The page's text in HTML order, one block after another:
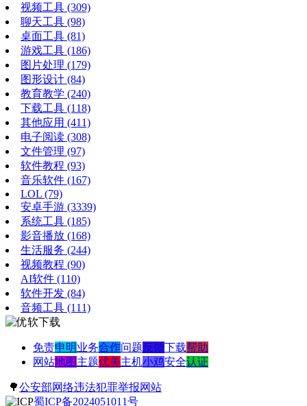
视频工具 (309)
聊天工具 (98)
桌面工具 (81)
游戏工具 (186)
图片处理 (179)
图形设计 (84)
教育教学 (240)
下载工具 (118)
其他应用 (411)
电子阅读 (308)
文件管理 (97)
软件教程 (93)
音乐软件 (167)
LOL (79)
安卓手游 (3339)
系统工具 (185)
影音播放 (168)
生活服务 (244)
视频教程 (90)
AI软件 (110)
软件开发 (84)
音频工具 (111)
免责申明业务合作问题反馈下载帮助
网站地图 主题优美主机小鸡安全认证
🌳公安部网络违法犯罪举报网站
蜀ICP备2024051011号